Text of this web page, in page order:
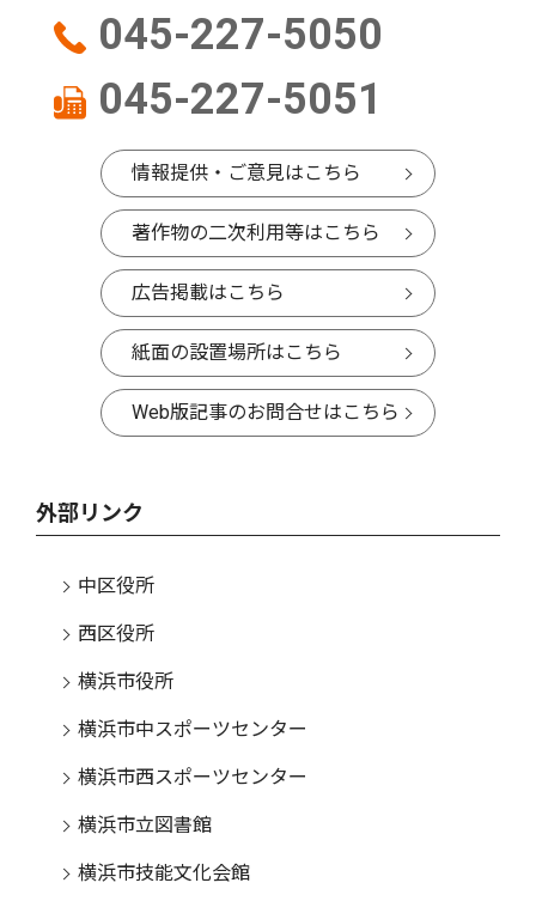
045-227-5050
045-227-5051
情報提供・ご意見はこちら
著作物の二次利用等はこちら
広告掲載はこちら
紙面の設置場所はこちら
Web版記事のお問合せはこちら
外部リンク
中区役所
西区役所
横浜市役所
横浜市中スポーツセンター
横浜市西スポーツセンター
横浜市立図書館
横浜市技能文化会館